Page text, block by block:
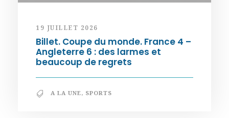
19 JUILLET 2026
Billet. Coupe du monde. France 4 –
Angleterre 6 : des larmes et
beaucoup de regrets
A LA UNE, SPORTS